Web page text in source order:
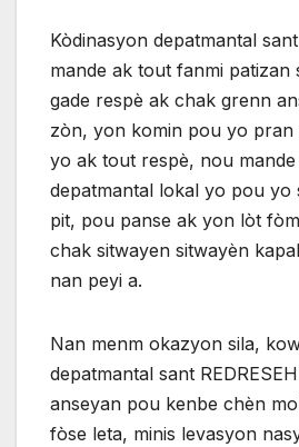
Kòdinasyon depatmantal
mande ak tout fanmi patizan
gade respè ak chak grenn
zòn, yon komin pou yo pran
yo ak tout respè, nou
depatmantal lokal yo pou yo
pit, pou panse ak yon lòt
chak sitwayen sitwayèn
nan peyi a.
Nan menm okazyon sila,
depatmantal sant
anseyan pou kenbe chèn
fòse leta, minis levasyon